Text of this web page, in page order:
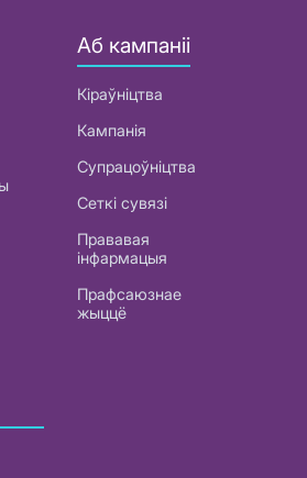
Аб кампаніі
Кіраўніцтва
Кампанія
Супрацоўніцтва
Сеткі сувязі
Прававая
інфармацыя
Прафсаюзнае
жыццё